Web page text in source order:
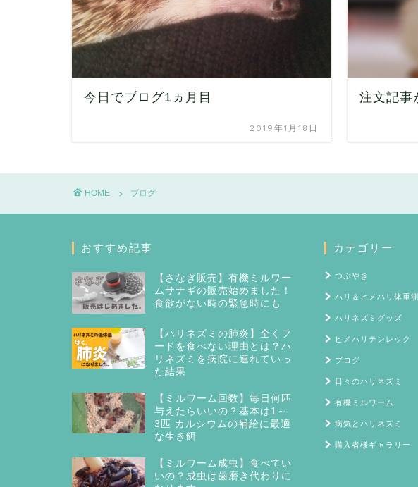
今日でブログ1ヵ月目
2019年1月18日
注文記事
HOME ブログ
おすすめ記事
【さなぎ販売】有機ミルワー
ムサナギの販売始めました！
食欲がない時の緊急時にも
【ハリネズミの肺炎】全くフ
ードを食べない理由とは？ハ
リネズミを病院に連れていっ
た結果
【ミルワーム回数】毎日何匹
与えたらいいの？基本は1～
3匹 カルシウムの補給に最適
な生き餌
【ミルワーム成虫】食べてい
いの？成虫は歯磨き代わりに
カテゴリー
つぶやき
ハリ＆ヒメハリ体重
ハリネズミグッズ
ヒメハリテンレック
ブログ
日々のハリネズミ
有機ミルワーム
病気とハリネズミ
購入者様ギャラリー